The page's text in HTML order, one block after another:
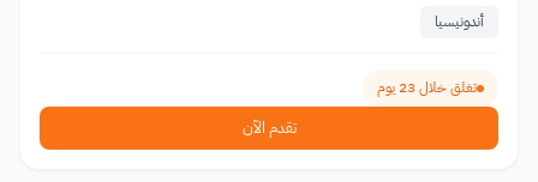
أندونيسيا
تغلق خلال 23 يوم
تقدم الآن